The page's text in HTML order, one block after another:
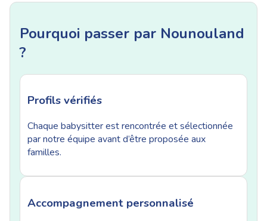
Pourquoi passer par Nounouland
?
Profils vérifiés
Chaque babysitter est rencontrée et sélectionnée
par notre équipe avant d’être proposée aux
familles.
Accompagnement personnalisé